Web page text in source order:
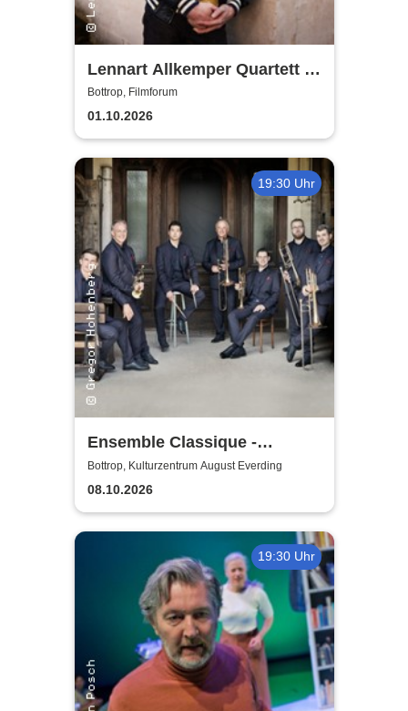
Lennart Allkemper Quartett -
Awakening
Bottrop, Filmforum
01.10.2026
19:30 Uhr
Ensemble Classique -
Blechbläsersextett
Bottrop, Kulturzentrum August Everding
08.10.2026
19:30 Uhr